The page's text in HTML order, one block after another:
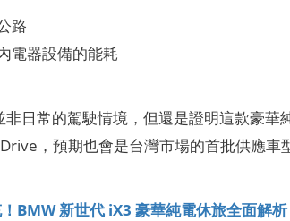
路
電器設備的能耗
日常的駕駛情境，但還是證明這款豪華
，預期也會是台灣市場的首批供應車
BMW 新世代 iX3 豪華純電休旅全面解析